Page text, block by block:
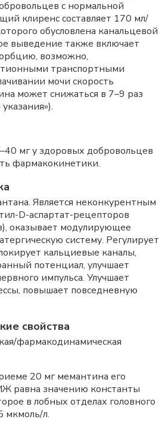
с нормальной
клиренс составляет 170 мл/
обусловлена канальцевой
выведение также включает
возможно,
транспортными
мочи скорость
может снижаться в 7–9 раз
мг у здоровых добровольцев
фармакокинетики.
Является неконкурентным
D-аспартат-рецепторов
оказывает модулирующее
систему. Регулирует
кальциевые каналы,
потенциал, улучшает
импульса. Улучшает
повышает повседневную
свойства
фармакодинамическая
20 мг мемантина его
равна значению константы
в лобных отделах головного
мкмоль/л.